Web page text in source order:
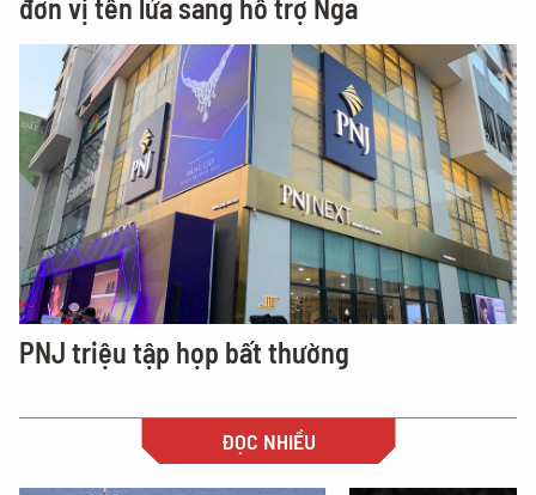
đơn vị tên lửa sang hỗ trợ Nga
PNJ triệu tập họp bất thường
ĐỌC NHIỀU